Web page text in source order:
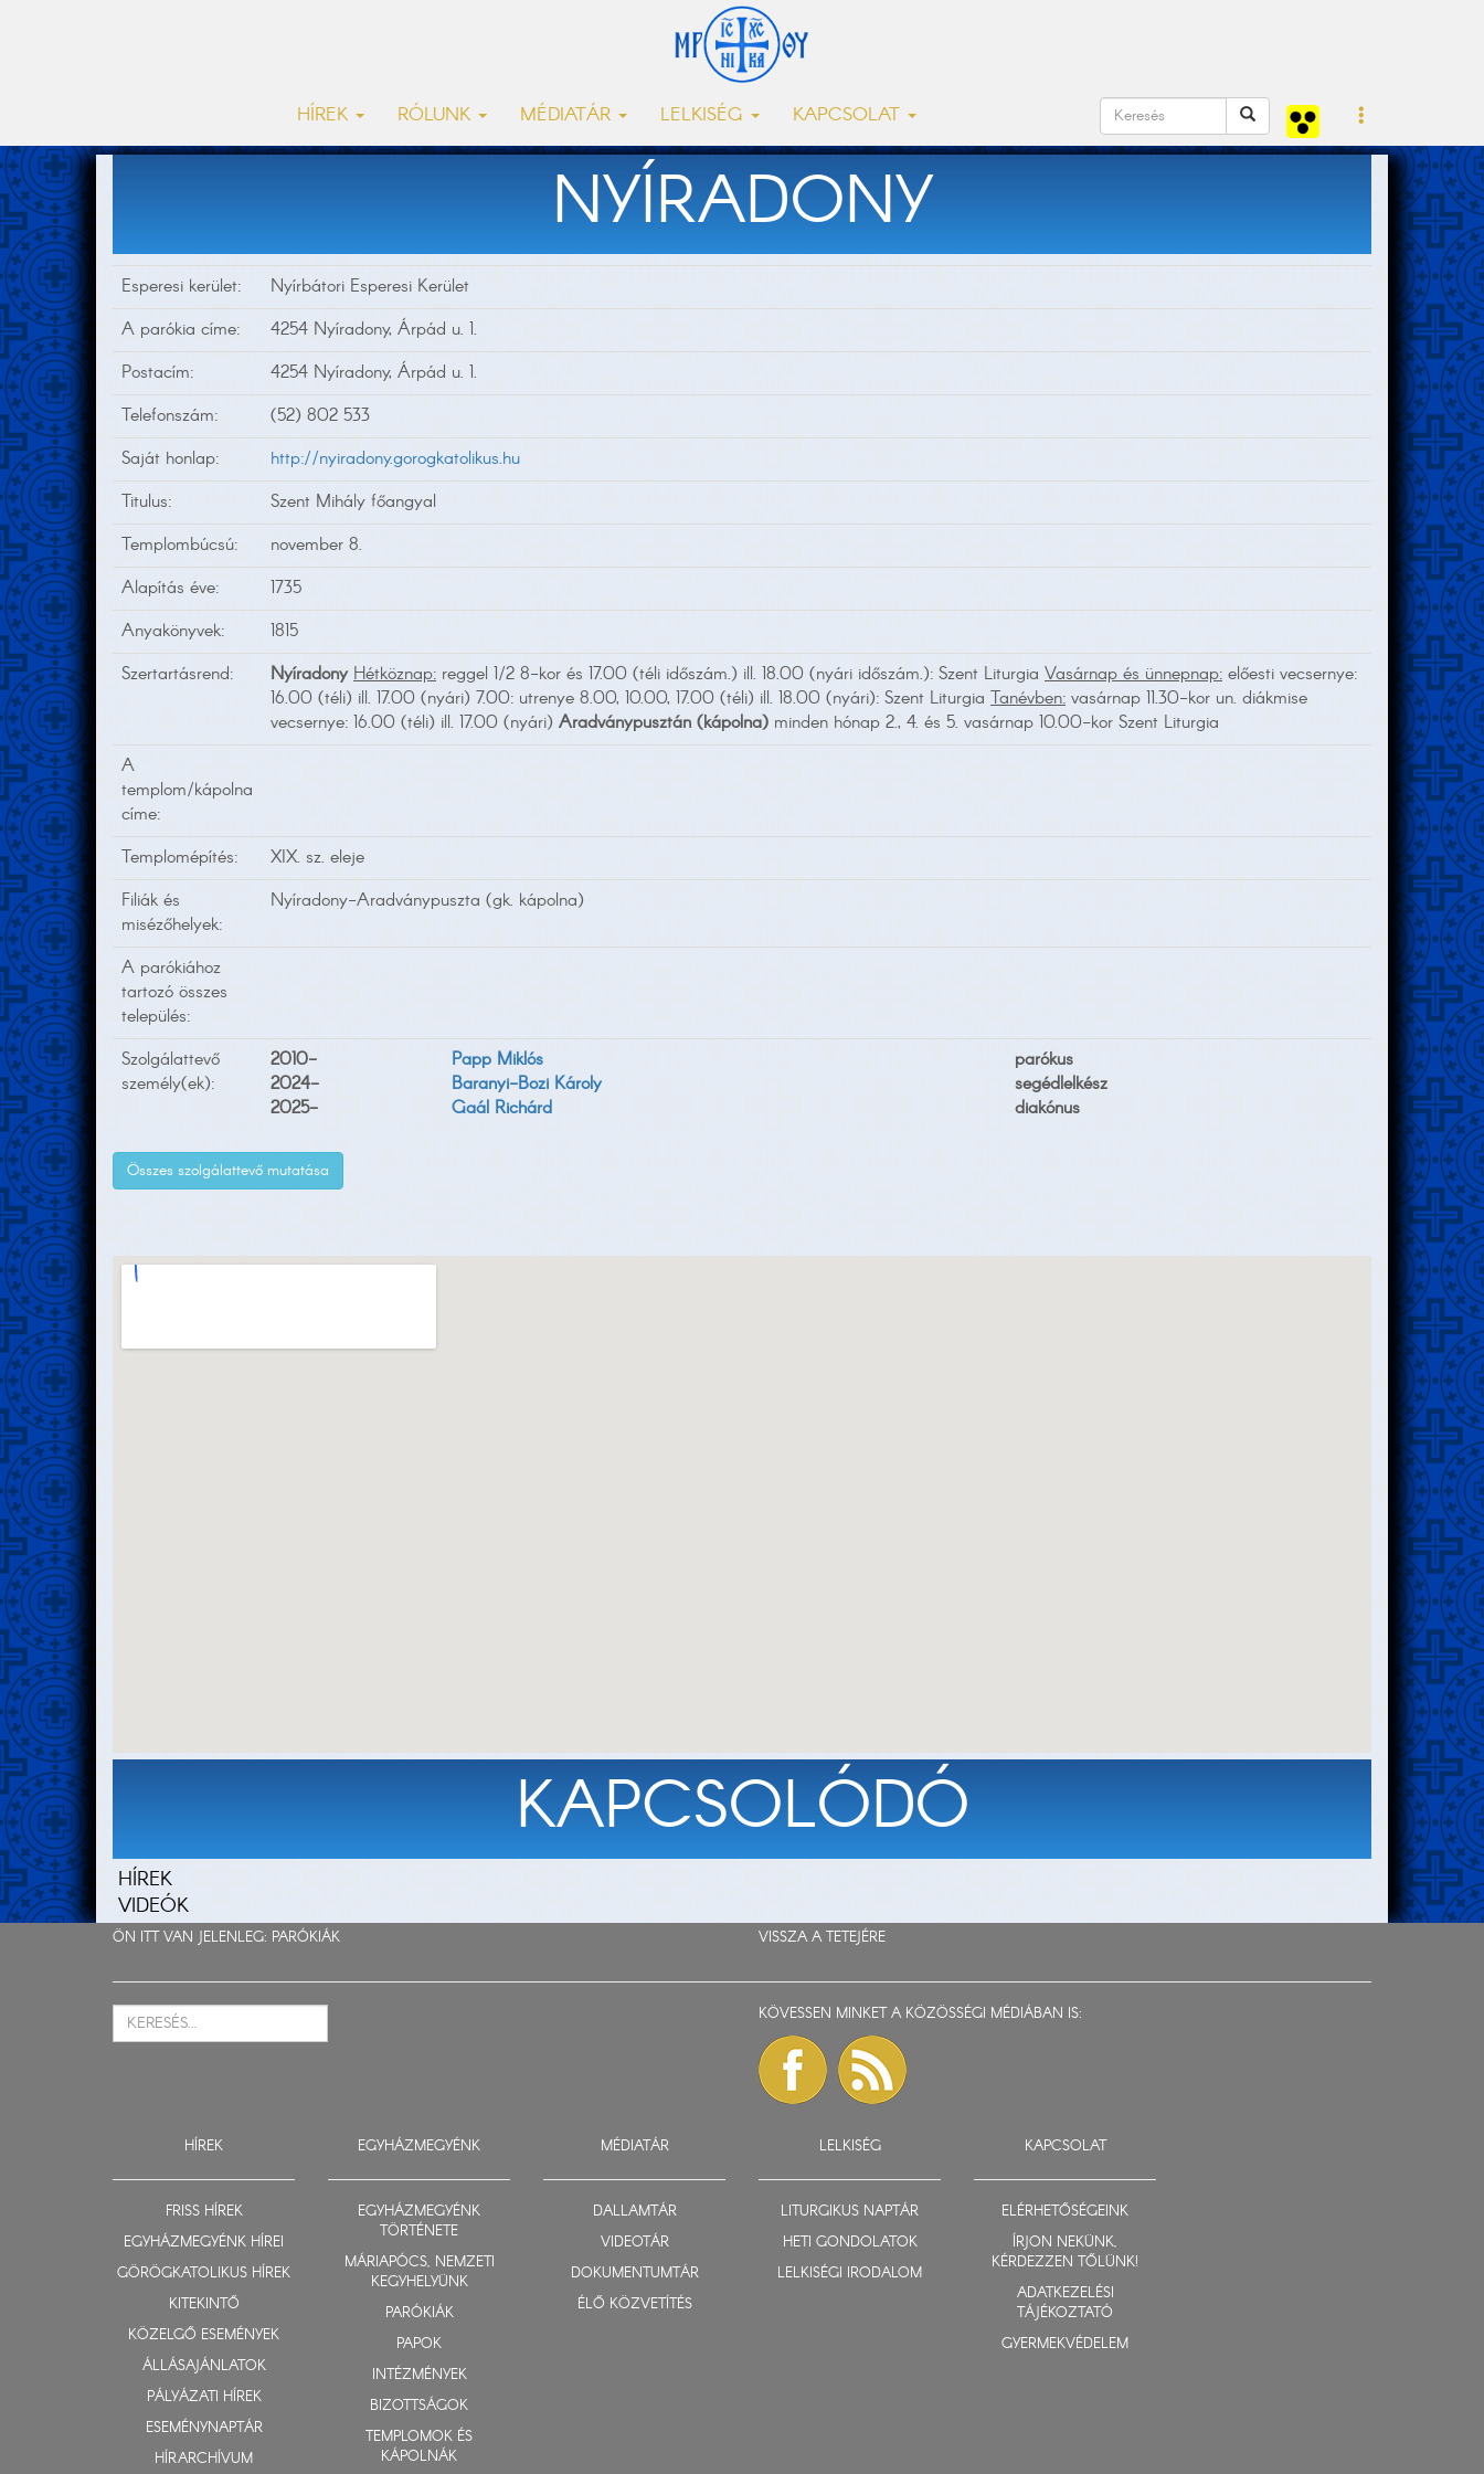
HÍREK RÓLUNK MÉDIATÁR LELKISÉG KAPCSOLAT
NYÍRADONY
Esperesi kerület:
Nyírbátori Esperesi Kerület
A parókia címe:
4254 Nyíradony, Árpád u. 1.
Postacím:
4254 Nyíradony, Árpád u. 1.
Telefonszám:
(52) 802 533
Saját honlap:
http://nyiradony.gorogkatolikus.hu
Titulus:
Szent Mihály főangyal
Templombúcsú:
november 8.
Alapítás éve:
1735
Anyakönyvek:
1815
Szertartásrend:
Nyíradony Hétköznap: reggel 1/2 8-kor és 17.00 (téli időszám.) ill. 18.00 (nyári időszám.): Szent Liturgia Vasárnap és ünnepnap: előesti vecsernye:
16.00 (téli) ill. 17.00 (nyári) 7.00: utrenye 8.00, 10.00, 17.00 (téli) ill. 18.00 (nyári): Szent Liturgia Tanévben: vasárnap 11.30-kor un. diákmise
vecsernye: 16.00 (téli) ill. 17.00 (nyári) Aradványpusztán (kápolna) minden hónap 2., 4. és 5. vasárnap 10.00-kor Szent Liturgia
A
templom/kápolna
címe:
Templomépítés:
XIX. sz. eleje
Filiák és
misézőhelyek:
Nyíradony-Aradványpuszta (gk. kápolna)
A parókiához
tartozó összes
település:
Szolgálattevő
személy(ek):
2010- Papp Miklós
parókus
2024-
Baranyi-Bozi Károly
segédlelkész
2025-
Gaál Richárd diakónus
Összes szolgálattevő mutatása
KAPCSOLÓDÓ
HÍREK
VIDEÓK
ÖN ITT VAN JELENLEG: PARÓKIÁK VISSZA A TETEJÉRE
KÖVESSEN MINKET A KÖZÖSSÉGI MÉDIÁBAN IS:
HÍREK
FRISS HÍREK
EGYHÁZMEGYÉNK HÍREI
GÖRÖGKATOLIKUS HÍREK
KITEKINTŐ
KÖZELGŐ ESEMÉNYEK
ÁLLÁSAJÁNLATOK
PÁLYÁZATI HÍREK
ESEMÉNYNAPTÁR
HÍRARCHÍVUM
EGYHÁZMEGYÉNK
EGYHÁZMEGYÉNK
TÖRTÉNETE
MÁRIAPÓCS, NEMZETI
KEGYHELYÜNK
PARÓKIÁK
PAPOK
INTÉZMÉNYEK
BIZOTTSÁGOK
TEMPLOMOK ÉS
KÁPOLNÁK
MÉDIATÁR
DALLAMTÁR
VIDEOTÁR
DOKUMENTUMTÁR
ÉLŐ KÖZVETÍTÉS
LELKISÉG
LITURGIKUS NAPTÁR
HETI GONDOLATOK
LELKISÉGI IRODALOM
KAPCSOLAT
ELÉRHETŐSÉGEINK
ÍRJON NEKÜNK,
KÉRDEZZEN TŐLÜNK!
ADATKEZELÉSI
TÁJÉKOZTATÓ
GYERMEKVÉDELEM